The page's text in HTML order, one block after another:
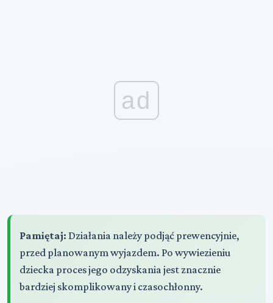
ad
Pamiętaj: Działania należy podjąć prewencyjnie,
przed planowanym wyjazdem. Po wywiezieniu
dziecka proces jego odzyskania jest znacznie
bardziej skomplikowany i czasochłonny.